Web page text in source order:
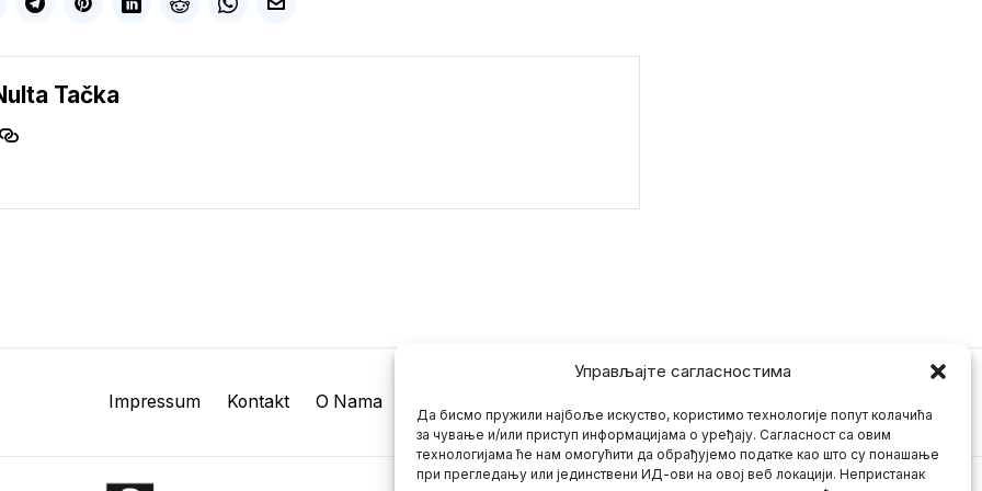
Управљајте сагласностима
Да бисмо пружили најбоље искуство, користимо технологије попут колачића
за чување и/или приступ информацијама о уређају. Сагласност са овим
технологијама ће нам омогућити да обрађујемо податке као што су понашање
при прегледању или јединствени ИД-ови на овој веб локацији. Непристанак
Tačka
Impressum Kontakt O Nama